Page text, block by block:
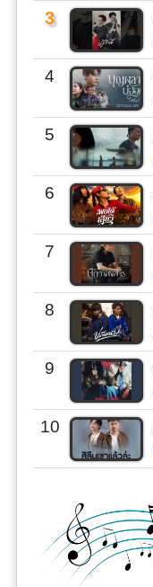
3
4
5
6
7
8
9
10